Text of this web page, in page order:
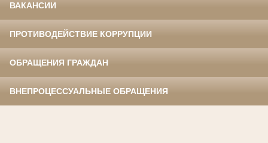
ВАКАНСИИ
ПРОТИВОДЕЙСТВИЕ КОРРУПЦИИ
ОБРАЩЕНИЯ ГРАЖДАН
ВНЕПРОЦЕССУАЛЬНЫЕ ОБРАЩЕНИЯ